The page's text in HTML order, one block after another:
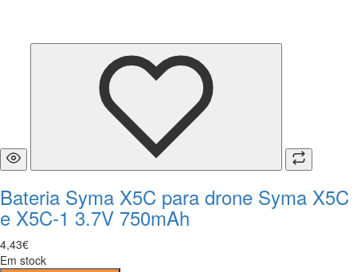
Bateria Syma X5C para drone Syma X5C
e X5C-1 3.7V 750mAh
4,43€
Em stock